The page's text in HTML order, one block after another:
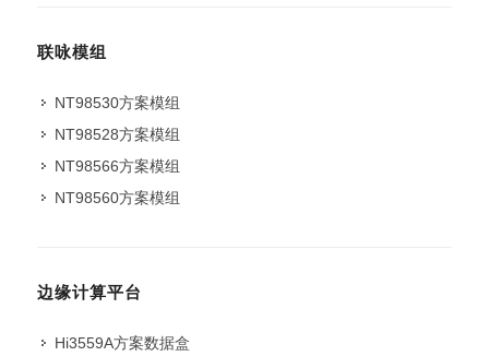
联咏模组
NT98530方案模组
NT98528方案模组
NT98566方案模组
NT98560方案模组
边缘计算平台
Hi3559A方案数据盒